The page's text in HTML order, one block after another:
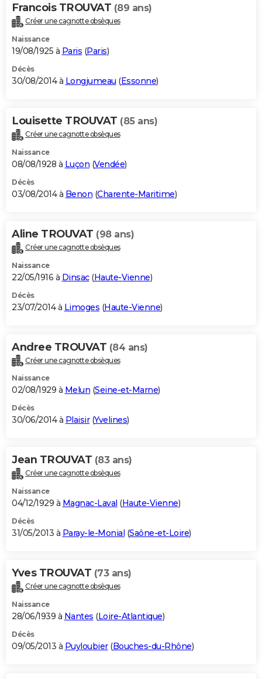
Francois TROUVAT (89 ans)
Créer une cagnotte obsèques
Naissance
19/08/1925 à Paris (Paris)
Décès
30/08/2014 à Longjumeau (Essonne)
Louisette TROUVAT (85 ans)
Créer une cagnotte obsèques
Naissance
08/08/1928 à Luçon (Vendée)
Décès
03/08/2014 à Benon (Charente-Maritime)
Aline TROUVAT (98 ans)
Créer une cagnotte obsèques
Naissance
22/05/1916 à Dinsac(Haute-Vienne)
Décès
23/07/2014 à Limoges (Haute-Vienne)
Andree TROUVAT (84 ans)
Créer une cagnotte obsèques
Naissance
02/08/1929 à Melun (Seine-et-Marne)
Décès
30/06/2014 à Plaisir(Yvelines)
Jean TROUVAT (83 ans)
Créer une cagnotte obsèques
Naissance
04/12/1929 à Magnac-Laval (Haute-Vienne)
Décès
31/05/2013 à Paray-le-Monial (Saône-et-Loire)
Yves TROUVAT (73 ans)
Créer une cagnotte obsèques
Naissance
28/06/1939 à Nantes (Loire-Atlantique)
Décès
09/05/2013 à Puyloubier(Bouches-du-Rhône)